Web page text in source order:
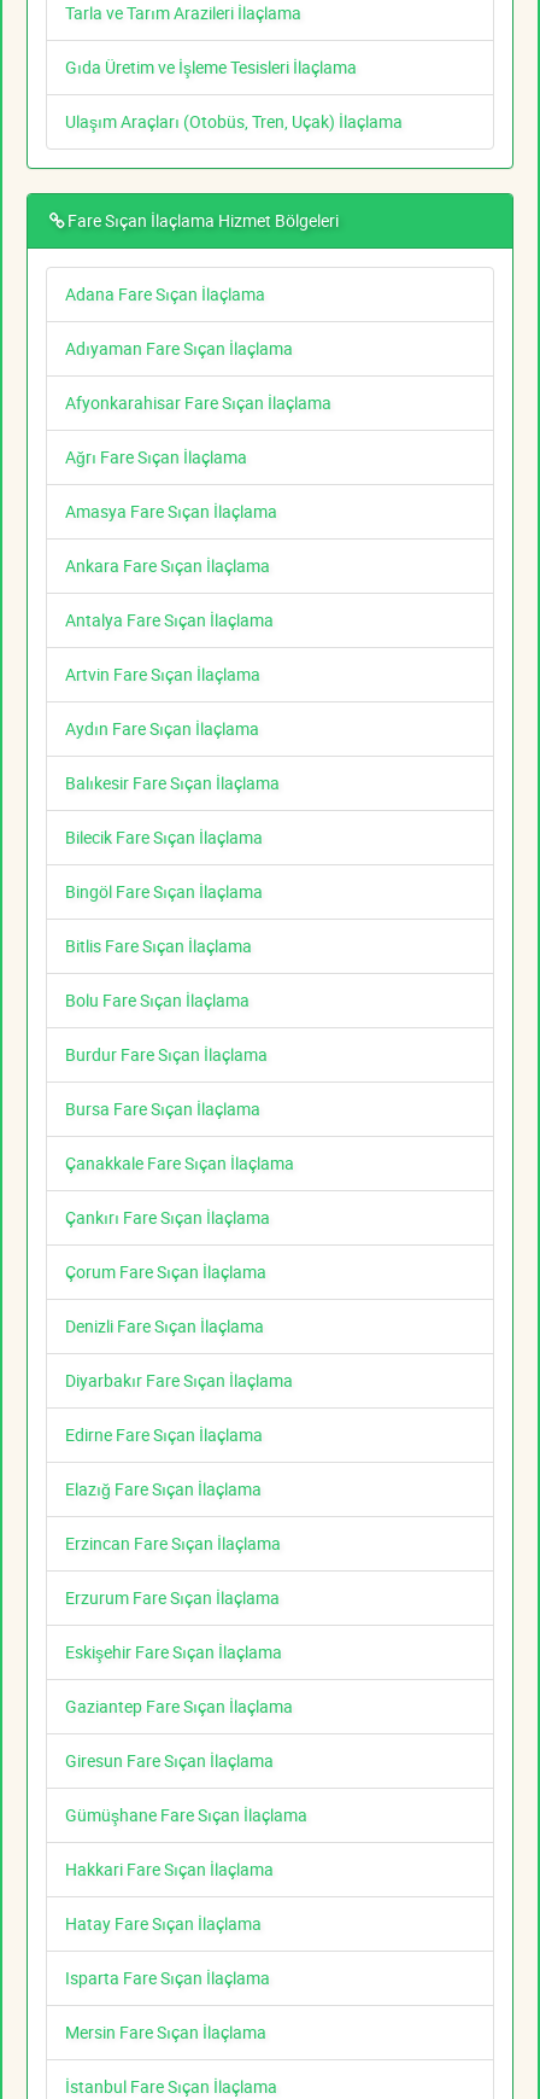
Tarla ve Tarım Arazileri İlaçlama
Gıda Üretim ve İşleme Tesisleri İlaçlama
Ulaşım Araçları (Otobüs, Tren, Uçak) İlaçlama
Fare Sıçan İlaçlama Hizmet Bölgeleri
Adana Fare Sıçan İlaçlama
Adıyaman Fare Sıçan İlaçlama
Afyonkarahisar Fare Sıçan İlaçlama
Ağrı Fare Sıçan İlaçlama
Amasya Fare Sıçan İlaçlama
Ankara Fare Sıçan İlaçlama
Antalya Fare Sıçan İlaçlama
Artvin Fare Sıçan İlaçlama
Aydın Fare Sıçan İlaçlama
Balıkesir Fare Sıçan İlaçlama
Bilecik Fare Sıçan İlaçlama
Bingöl Fare Sıçan İlaçlama
Bitlis Fare Sıçan İlaçlama
Bolu Fare Sıçan İlaçlama
Burdur Fare Sıçan İlaçlama
Bursa Fare Sıçan İlaçlama
Çanakkale Fare Sıçan İlaçlama
Çankırı Fare Sıçan İlaçlama
Çorum Fare Sıçan İlaçlama
Denizli Fare Sıçan İlaçlama
Diyarbakır Fare Sıçan İlaçlama
Edirne Fare Sıçan İlaçlama
Elazığ Fare Sıçan İlaçlama
Erzincan Fare Sıçan İlaçlama
Erzurum Fare Sıçan İlaçlama
Eskişehir Fare Sıçan İlaçlama
Gaziantep Fare Sıçan İlaçlama
Giresun Fare Sıçan İlaçlama
Gümüşhane Fare Sıçan İlaçlama
Hakkari Fare Sıçan İlaçlama
Hatay Fare Sıçan İlaçlama
Isparta Fare Sıçan İlaçlama
Mersin Fare Sıçan İlaçlama
İstanbul Fare Sıçan İlaçlama